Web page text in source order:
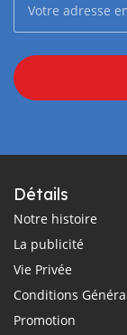
Détails
Notre histoire
La publicité
Vie Privée
Conditions
Promotion